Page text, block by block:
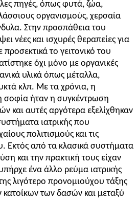
πηγές, όπως φυτά, ζώα,
οργανισμούς, χερσαία
Στην προσπάθεια του
νέες και ισχυρές θεραπείες για
το γειτονικό του
όχι μόνο με οργανικές
υλικά όπως μέταλλα,
κλπ. Με τα χρόνια, η
σοφία ήταν η συγκέντρωση
και αυτές αργότερα εξελίχθηκαν
ιατρικής που
πολιτισμούς και τις
Εκτός από τα κλασικά συστήματα
και την πρακτική τους είχαν
ένα άλλο ρεύμα ιατρικής
λιγότερο προνομιούχου τάξης
των δασών και μεταξύ